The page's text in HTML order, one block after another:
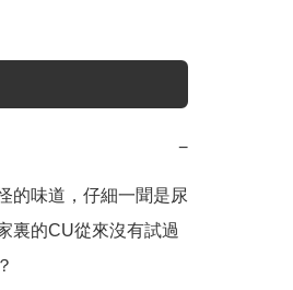
−
的味道，仔細一聞是尿
裏的CU從來沒有試過